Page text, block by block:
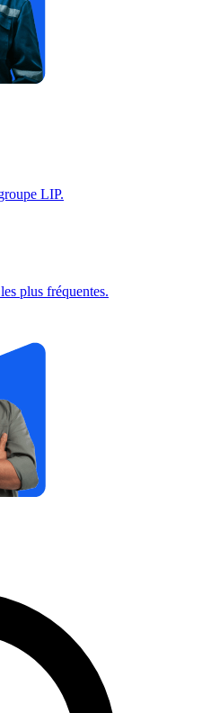
LIP.
plus fréquentes.